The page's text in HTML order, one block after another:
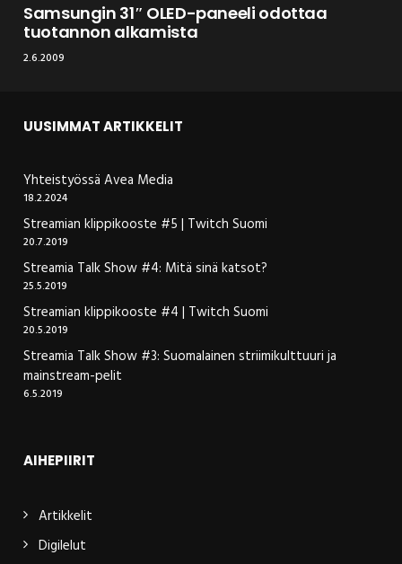
Samsungin 31″ OLED-paneeli odottaa
tuotannon alkamista
2.6.2009
UUSIMMAT ARTIKKELIT
Yhteistyössä Avea Media
18.2.2024
Streamian klippikooste #5 | Twitch Suomi
20.7.2019
Streamia Talk Show #4: Mitä sinä katsot?
25.5.2019
Streamian klippikooste #4 | Twitch Suomi
20.5.2019
Streamia Talk Show #3: Suomalainen striimikulttuuri ja
mainstream-pelit
6.5.2019
AIHEPIIRIT
Artikkelit
Digilelut